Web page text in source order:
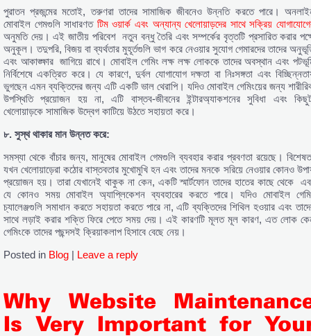
পুরাতন প্রজন্মের মতোই, তরুণরা তাদের সামাজিক জীবনেও উন্নতি করতে পারে।
মোবাইল গেমগুলি সাধারণত টিম ওয়ার্ক এবং অন্যান্য খেলোয়াড়দের সাথে সক্রিয়
অনুমতি দেয়। এই জাতীয় পরিবেশ নতুন বন্ধু তৈরি এবং সম্পর্কের বৃত্তটি প্রসারিত করার
অনুকূল। তদুপরি, বিজয় বা ব্যর্থতার মুহূর্তগুলি ভাগ করে নেওয়ার সুযোগ গেমারদের তাদের
এবং আকাঙ্ক্ষার জাগিয়ে রাখে। মোবাইল গেমিং লক্ষ লক্ষ লোককে তাদের অবস্থান এবং
নির্বিশেষে একত্রিত করে। যে কারণে, দুর্বল যোগাযোগ দক্ষতা বা নিঃসঙ্গতা এবং
ভুগছেন এমন ব্যক্তিদের জন্য এটি একটি ভাল থেরাপি। যদিও মোবাইল গেমিংয়ের জন্য
উপস্থিতি প্রয়োজন হয় না, এটি বাস্তব-জীবনের ইন্টারঅ্যাকশনের সুবিধা এবং
খেলোয়াড়কে সামাজিক উদ্বেগ কাটিয়ে উঠতে সহায়তা করে।
৮. সুস্থ থাকার মান উন্নত করে:
সমস্যা থেকে বাঁচার জন্য, মানুষের মোবাইল গেমগুলি ব্যবহার করার প্রবণতা রয়েছে।
যখন খেলোয়াড়েরা কঠোর বাস্তবতার মুখোমুখি হন এবং তাদের মনকে সরিয়ে নেওয়ার কোনও
প্রয়োজন হয়। তারা যেখানেই থাকুক না কেন, একটি স্মার্টফোন তাদের হাতের কাছে থেকে
যে কোনও সময় মোবাইল অ্যাপ্লিকেশন ব্যবহারের করতে পারে। যদিও মোবাইল
চ্যালেঞ্জগুলি সমাধান করতে সহায়তা করতে পারে না, এটি ব্যক্তিদের শিথিল হওয়ার এবং
সাথে লড়াই করার শক্তি ফিরে পেতে সময় দেয়। এই কারণটি মূলত মূল কারণ, এত লোক
গেমিংকে তাদের পছন্দসই ক্রিয়াকলাপ হিসাবে বেছে নেয়।
Posted in Blog | Leave a reply
Why Website
Is Very Important for